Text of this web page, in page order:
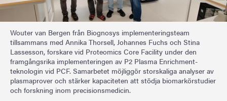
Wouter van Bergen från Biognosys implementeringsteam
tillsammans med Annika Thorsell, Johannes Fuchs och Stina
Lassesson, forskare vid Proteomics Core Facility under den
framgångsrika implementeringen av P2 Plasma Enrichment-
teknologin vid PCF. Samarbetet möjliggör storskaliga analyser av
plasmaprover och stärker kapaciteten att stödja biomarkörstudier
och forskning inom precisionsmedicin.